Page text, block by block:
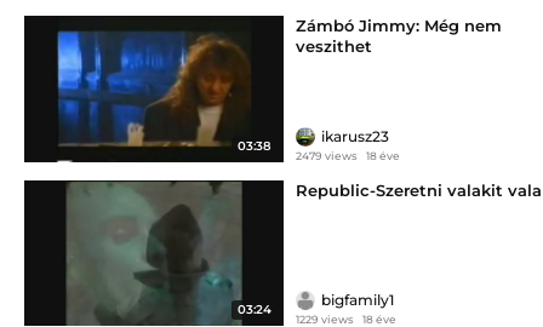
03:38
Zámbó Jimmy: Még nem
veszithet
ikarusz23
2479 views 18 éve
03:24
Republic-Szeretni valakit vala
bigfamily1
1229 views 18 éve